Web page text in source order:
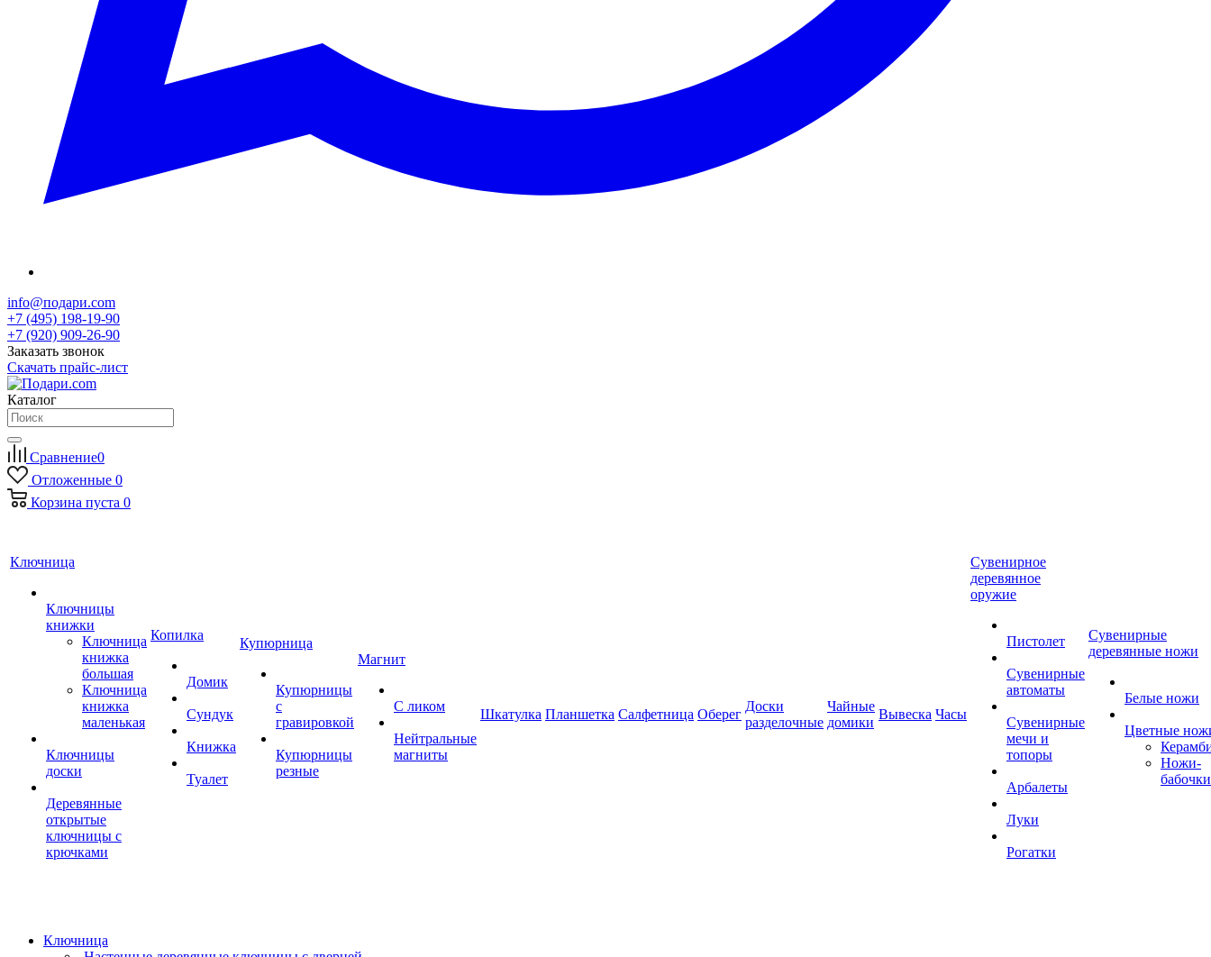
info@подари.com
+7 (495) 198-19-90
+7 (920) 909-26-90
Заказать звонок
Скачать прайс-лист
Каталог
Сравнение0
Отложенные 0
Корзина пуста 0
Ключница
Ключницы
книжки
Ключница
книжка
большая
Ключница
книжка
маленькая
Ключницы
доски
Деревянные
открытые
ключницы с
крючками
Копилка
Домик
Сундук
Книжка
Туалет
Купюрница
Купюрницы
с
гравировкой
Купюрницы
резные
Магнит
С ликом
Нейтральные
магниты
Шкатулка Планшетка Салфетница Оберег
Доски
разделочные
Чайные
домики
Вывеска Часы
Сувенирное
деревянное
оружие
Пистолет
Сувенирные
автоматы
Сувенирные
мечи и
топоры
Арбалеты
Луки
Рогатки
Сувенирные
деревянные ножи
Белые ножи
Цветные
Ножи-
бабочки
Ключница